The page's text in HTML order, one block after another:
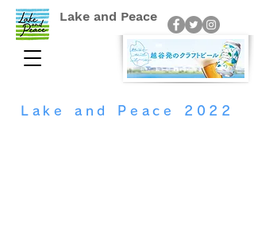
Lake and Peace
Lake and Peace 2022